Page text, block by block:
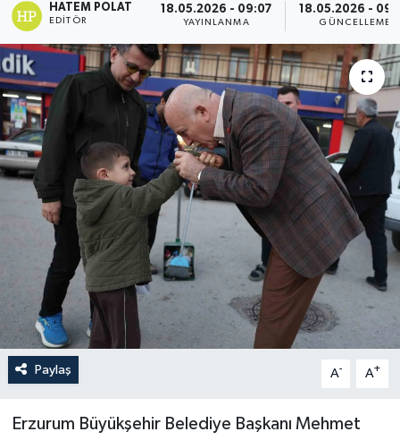
HATEM POLAT
EDITÖR
18.05.2026 - 09:07
YAYINLANMA
18.05.2026 -
GÜNCELLEME
Paylaş A- A+
Erzurum Büyükşehir Belediye Başkanı Mehmet